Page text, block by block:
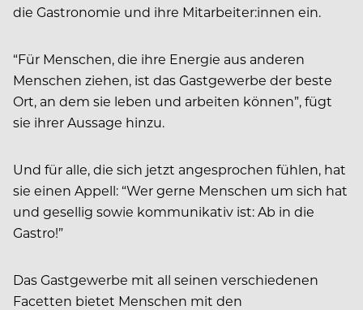
die Gastronomie und ihre Mitarbeiter:innen ein.
“Für Menschen, die ihre Energie aus anderen
Menschen ziehen, ist das Gastgewerbe der beste
Ort, an dem sie leben und arbeiten können”, fügt
sie ihrer Aussage hinzu.
Und für alle, die sich jetzt angesprochen fühlen, hat
sie einen Appell: “Wer gerne Menschen um sich hat
und gesellig sowie kommunikativ ist: Ab in die
Gastro!”
Das Gastgewerbe mit all seinen verschiedenen
Facetten bietet Menschen mit den